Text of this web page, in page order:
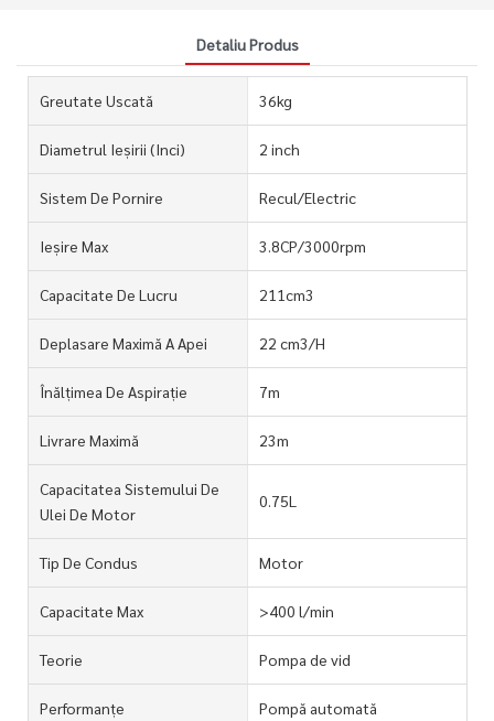
Detaliu Produs
Greutate Uscată 36kg
Diametrul Ieșirii (inci) 2 inch
Sistem De Pornire Recul/Electric
Ieșire Max 3.8CP/3000rpm
Capacitate De Lucru 211cm3
Deplasare Maximă A Apei 22 cm3/H
Înălțimea De Aspirație 7m
Livrare Maximă 23m
Capacitatea Sistemului De
Ulei De Motor
0.75L
Tip De Condus Motor
Capacitate Max >400 l/min
Teorie Pompa de vid
Performanțe Pompă automată